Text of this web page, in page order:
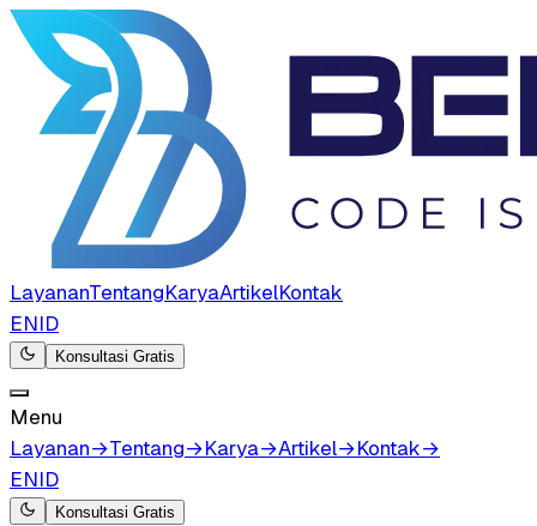
LayananTentangKaryaArtikelKontak
ENID
Konsultasi Gratis
Menu
Layanan→Tentang→Karya→Artikel→Kontak→
ENID
Konsultasi Gratis